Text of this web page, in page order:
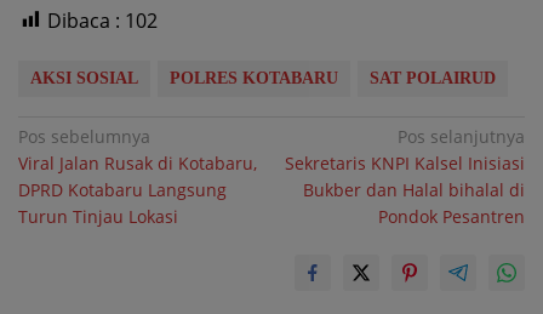
Dibaca : 102
AKSI SOSIAL POLRES KOTABARU SAT POLAIRUD
Navigasi
pos
Pos sebelumnya
Viral Jalan Rusak di Kotabaru,
DPRD Kotabaru Langsung
Turun Tinjau Lokasi
Pos selanjutnya
Sekretaris KNPI Kalsel Inisiasi
Bukber dan Halal bihalal di
Pondok Pesantren